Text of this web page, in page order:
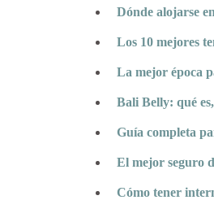
Dónde alojarse
Los 10 mejores
La mejor época
Bali Belly: qué
Guía completa
El mejor seguro
Cómo tener